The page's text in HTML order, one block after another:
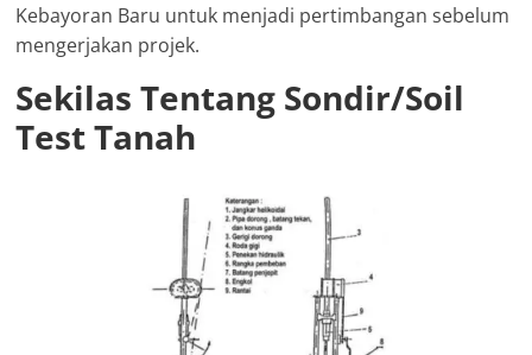
Kebayoran Baru untuk menjadi pertimbangan sebelum
mengerjakan projek.
Sekilas Tentang Sondir/Soil
Test Tanah